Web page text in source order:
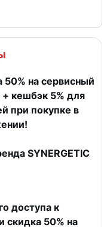
50% на сервисный
кешбэк 5% для
при покупке в
SYNERGETIC
доступа к
50% на